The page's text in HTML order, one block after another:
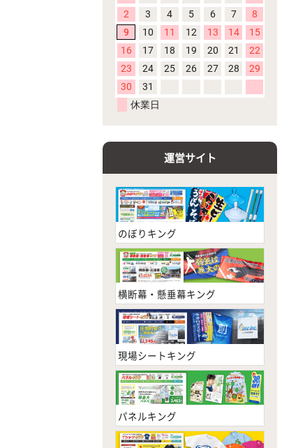
運営サイト
のぼりキング
横断幕・懸垂幕キング
現場シートキング
パネルキング